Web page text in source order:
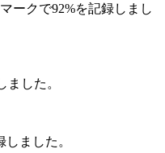
ークで92%を記録しまし
ました。
ました。